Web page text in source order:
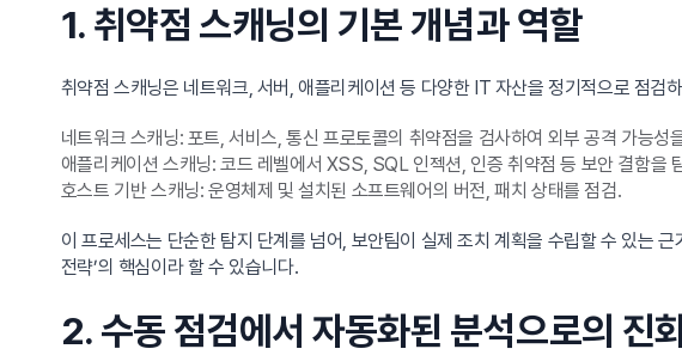
1. 취약점 스캐닝의 기본 개념과 역할
취약점 스캐닝은 네트워크, 서버, 애플리케이션 등 다양한 IT 자산을 정기적으로 점
네트워크 스캐닝: 포트, 서비스, 통신 프로토콜의 취약점을 검사하여 외부 공격 가능성
애플리케이션 스캐닝: 코드 레벨에서 XSS, SQL 인젝션, 인증 취약점 등 보안 결함을
호스트 기반 스캐닝: 운영체제 및 설치된 소프트웨어의 버전, 패치 상태를 점검.
이 프로세스는 단순한 탐지 단계를 넘어, 보안팀이 실제 조치 계획을 수립할 수 있는
전략’의 핵심이라 할 수 있습니다.
2. 수동 점검에서 자동화된 분석으로의 진